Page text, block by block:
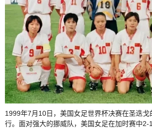
1999年7月10日，美国女足世界杯决赛在圣迭
行。面对强大的挪威队，美国女足在加时赛中2-